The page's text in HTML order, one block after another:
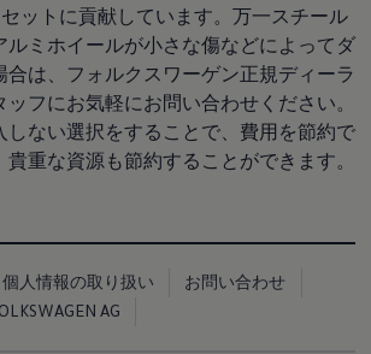
ットに貢献しています。万一スチール
ルミホイールが小さな傷などによってダ
合は、フォルクスワーゲン正規ディーラ
フにお気軽にお問い合わせください。
しない選択をすることで、費用を節約で
重な資源も節約することができます。
個人情報の取り扱い
お問い合わせ
AG